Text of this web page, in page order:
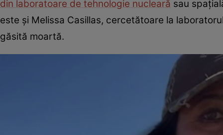
din laboratoare de tehnologie nucleară sau
este și Melissa Casillas, cercetătoare la
găsită moartă.